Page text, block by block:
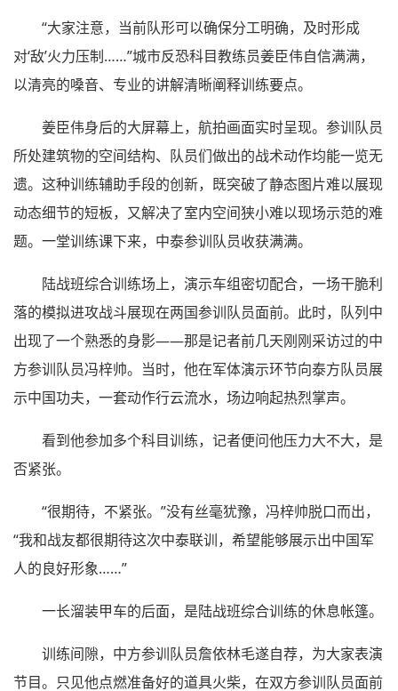
“大家注意，当前队形可以确保分工明确，及时形成
对‘敌’火力压制……”城市反恐科目教练员姜臣伟自信满满，
以清亮的嗓音、专业的讲解清晰阐释训练要点。
姜臣伟身后的大屏幕上，航拍画面实时呈现。参训队员
所处建筑物的空间结构、队员们做出的战术动作均能一览无
遗。这种训练辅助手段的创新，既突破了静态图片难以展现
动态细节的短板，又解决了室内空间狭小难以现场示范的难
题。一堂训练课下来，中泰参训队员收获满满。
陆战班综合训练场上，演示车组密切配合，一场干脆利
落的模拟进攻战斗展现在两国参训队员面前。此时，队列中
出现了一个熟悉的身影——那是记者前几天刚刚采访过的中
方参训队员冯梓帅。当时，他在军体演示环节向泰方队员展
示中国功夫，一套动作行云流水，场边响起热烈掌声。
看到他参加多个科目训练，记者便问他压力大不大，是
否紧张。
“很期待，不紧张。”没有丝毫犹豫，冯梓帅脱口而出，
“我和战友都很期待这次中泰联训，希望能够展示出中国军
人的良好形象……”
一长溜装甲车的后面，是陆战班综合训练的休息帐篷。
训练间隙，中方参训队员詹依林毛遂自荐，为大家表演
节目。只见他点燃准备好的道具火柴，在双方参训队员面前